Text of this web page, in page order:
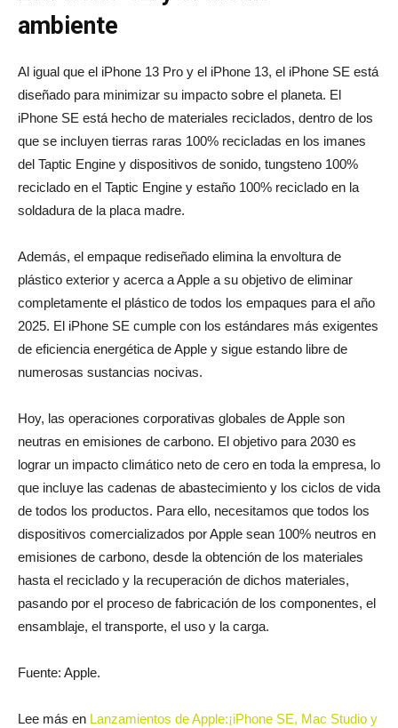
ambiente
Al igual que el iPhone 13 Pro y el iPhone 13, el iPhone SE está
diseñado para minimizar su impacto sobre el planeta. El
iPhone SE está hecho de materiales reciclados, dentro de los
que se incluyen tierras raras 100% recicladas en los imanes
del Taptic Engine y dispositivos de sonido, tungsteno 100%
reciclado en el Taptic Engine y estaño 100% reciclado en la
soldadura de la placa madre.
Además, el empaque rediseñado elimina la envoltura de
plástico exterior y acerca a Apple a su objetivo de eliminar
completamente el plástico de todos los empaques para el año
2025. El iPhone SE cumple con los estándares más exigentes
de eficiencia energética de Apple y sigue estando libre de
numerosas sustancias nocivas.
Hoy, las operaciones corporativas globales de Apple son
neutras en emisiones de carbono. El objetivo para 2030 es
lograr un impacto climático neto de cero en toda la empresa, lo
que incluye las cadenas de abastecimiento y los ciclos de vida
de todos los productos. Para ello, necesitamos que todos los
dispositivos comercializados por Apple sean 100% neutros en
emisiones de carbono, desde la obtención de los materiales
hasta el reciclado y la recuperación de dichos materiales,
pasando por el proceso de fabricación de los componentes, el
ensamblaje, el transporte, el uso y la carga.
Fuente: Apple.
Lee más en Lanzamientos de Apple:¡iPhone SE, Mac Studio y